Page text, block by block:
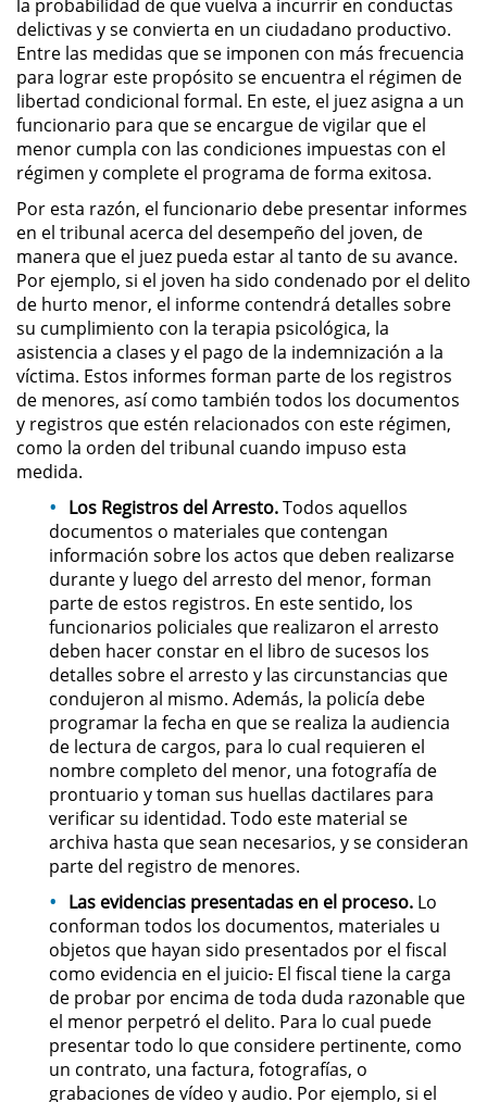
Chocar y Huir
Conducir con la Licencia
Suspendida
Evadir a un Oficial de Policía
Robo de Auto
Delitos de Cuello Blanco
Apropiación Indebida De
Fondos Públicos
Falsificación
Malversación de Fondos
Presentación de Documentos
Falsos
Robo de Identidad
Delitos De Drogas
Conducir Bajo la Influencia de
Drogas - DUID
Fabricación de Drogas
Leyes sobre Marihuana en
California
Posesión de Marihuana
Posesión de Sustancias
Controladas
Proposición 36
la probabilidad de que vuelva a incurrir en conductas
delictivas y se convierta en un ciudadano productivo.
Entre las medidas que se imponen con más frecuencia
para lograr este propósito se encuentra el régimen de
libertad condicional formal. En este, el juez asigna a un
funcionario para que se encargue de vigilar que el
menor cumpla con las condiciones impuestas con el
régimen y complete el programa de forma exitosa.
Por esta razón, el funcionario debe presentar informes
en el tribunal acerca del desempeño del joven, de
manera que el juez pueda estar al tanto de su avance.
Por ejemplo, si el joven ha sido condenado por el delito
de hurto menor, el informe contendrá detalles sobre
su cumplimiento con la terapia psicológica, la
asistencia a clases y el pago de la indemnización a la
víctima. Estos informes forman parte de los registros
de menores, así como también todos los documentos
y registros que estén relacionados con este régimen,
como la orden del tribunal cuando impuso esta
medida.
Los Registros del Arresto.Todos aquellos
documentos o materiales que contengan
información sobre los actos que deben realizarse
durante y luego del arresto del menor, forman
parte de estos registros. En este sentido, los
funcionarios policiales que realizaron el arresto
deben hacer constar en el libro de sucesos los
detalles sobre el arresto y las circunstancias que
condujeron al mismo. Además, la policía debe
programar la fecha en que se realiza la audiencia
de lectura de cargos, para lo cual requieren el
nombre completo del menor, una fotografía de
prontuario y toman sus huellas dactilares para
verificar su identidad. Todo este material se
archiva hasta que sean necesarios, y se consideran
parte del registro de menores.
Las evidencias presentadas en el proceso. Lo
conforman todos los documentos, materiales u
objetos que hayan sido presentados por el fiscal
como evidencia en el juicio. El fiscal tiene la carga
de probar por encima de toda duda razonable que
el menor perpetró el delito. Para lo cual puede
presentar todo lo que considere pertinente, como
un contrato, una factura, fotografías, o
grabaciones de vídeo y audio. Por ejemplo, si el